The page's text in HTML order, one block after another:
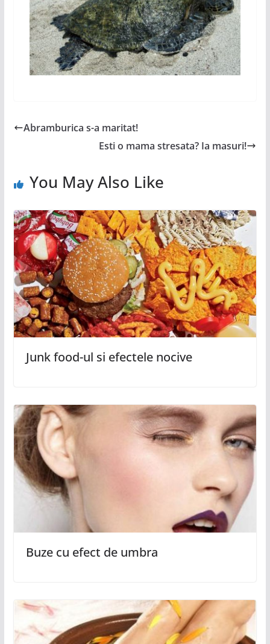
Abramburica s-a maritat!
Esti o mama stresata? Ia masuri!
You May Also Like
Junk food-ul si efectele nocive
Buze cu efect de umbra